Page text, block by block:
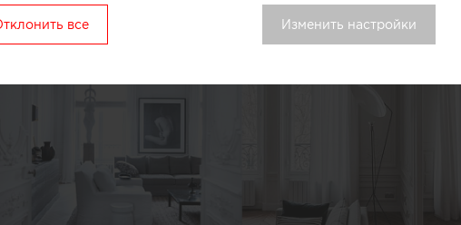
все Изменить настройки